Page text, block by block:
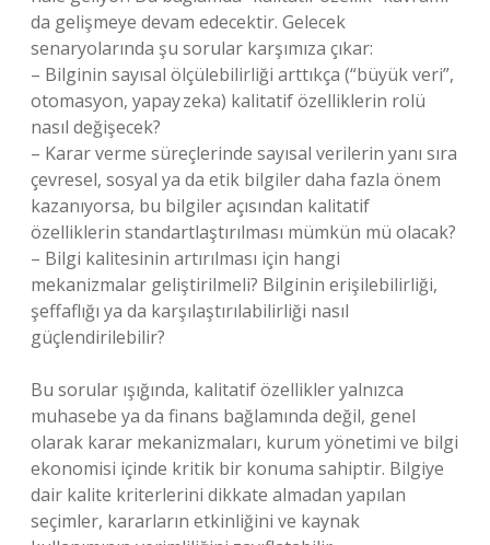
da gelişmeye devam edecektir. Gelecek
senaryolarında şu sorular karşımıza çıkar:
– Bilginin sayısal ölçülebilirliği arttıkça (“büyük veri”,
otomasyon, yapay zeka) kalitatif özelliklerin rolü
nasıl değişecek?
– Karar verme süreçlerinde sayısal verilerin yanı sıra
çevresel, sosyal ya da etik bilgiler daha fazla önem
kazanıyorsa, bu bilgiler açısından kalitatif
özelliklerin standartlaştırılması mümkün mü olacak?
– Bilgi kalitesinin artırılması için hangi
mekanizmalar geliştirilmeli? Bilginin erişilebilirliği,
şeffaflığı ya da karşılaştırılabilirliği nasıl
güçlendirilebilir?
Bu sorular ışığında, kalitatif özellikler yalnızca
muhasebe ya da finans bağlamında değil, genel
olarak karar mekanizmaları, kurum yönetimi ve bilgi
ekonomisi içinde kritik bir konuma sahiptir. Bilgiye
dair kalite kriterlerini dikkate almadan yapılan
seçimler, kararların etkinliğini ve kaynak